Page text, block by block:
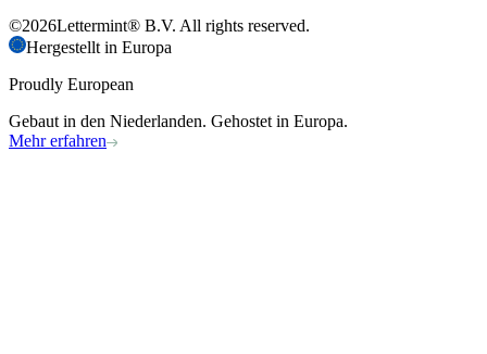
©2026Lettermint® B.V. All rights reserved.
Hergestellt in Europa
Proudly European
Gebaut in den Niederlanden. Gehostet in Europa.
Mehr erfahren